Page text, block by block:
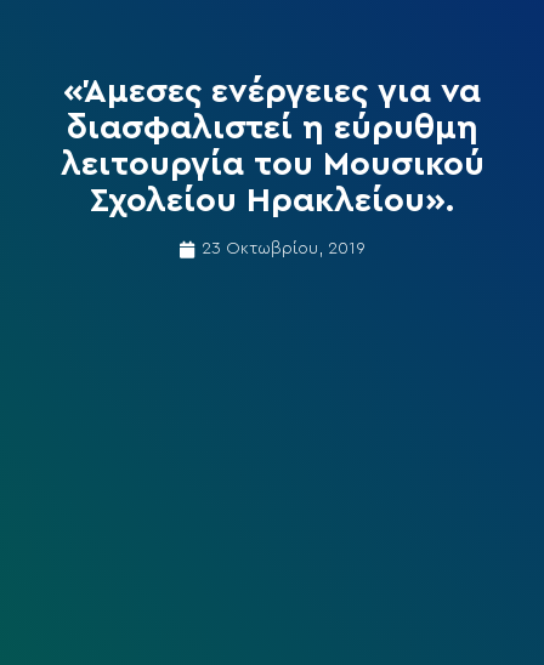
«Άμεσες ενέργειες για να
διασφαλιστεί η εύρυθμη
λειτουργία του Μουσικού
Σχολείου Ηρακλείου».
23 Οκτωβρίου, 2019